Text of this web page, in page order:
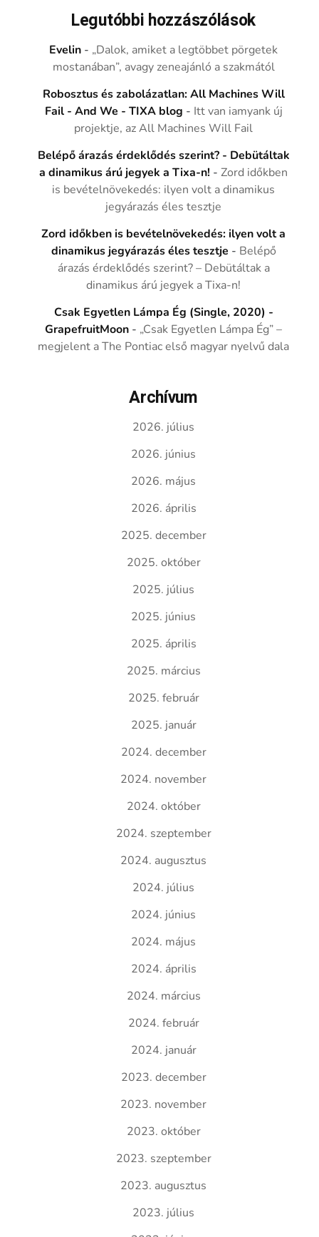
Legutóbbi hozzászólások
Evelin - „Dalok, amiket a legtöbbet pörgetek
mostanában”, avagy zeneajánló a szakmától
Robosztus és zabolázatlan: All Machines Will
Fail - And We - TIXA blog - Itt van iamyank új
projektje, az All Machines Will Fail
Belépő árazás érdeklődés szerint? - Debütáltak
a dinamikus árú jegyek a Tixa-n! -Zord időkben
is bevételnövekedés: ilyen volt a dinamikus
jegyárazás éles tesztje
Zord időkben is bevételnövekedés: ilyen volt a
dinamikus jegyárazás éles tesztje - Belépő
árazás érdeklődés szerint? – Debütáltak a
dinamikus árú jegyek a Tixa-n!
Csak Egyetlen Lámpa Ég (Single, 2020) -
GrapefruitMoon - „Csak Egyetlen Lámpa Ég” –
megjelent a The Pontiac első magyar nyelvű dala
Archívum
2026. július
2026. június
2026. május
2026. április
2025. december
2025. október
2025. július
2025. június
2025. április
2025. március
2025. február
2025. január
2024. december
2024. november
2024. október
2024. szeptember
2024. augusztus
2024. július
2024. június
2024. május
2024. április
2024. március
2024. február
2024. január
2023. december
2023. november
2023. október
2023. szeptember
2023. augusztus
2023. július